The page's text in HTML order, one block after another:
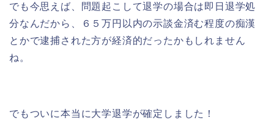
でも今思えば、問題起こして退学の場合は即日退学処
分なんだから、６５万円以内の示談金済む程度の痴漢
とかで逮捕された方が経済的だったかもしれません
ね。
でもついに本当に大学退学が確定しました！